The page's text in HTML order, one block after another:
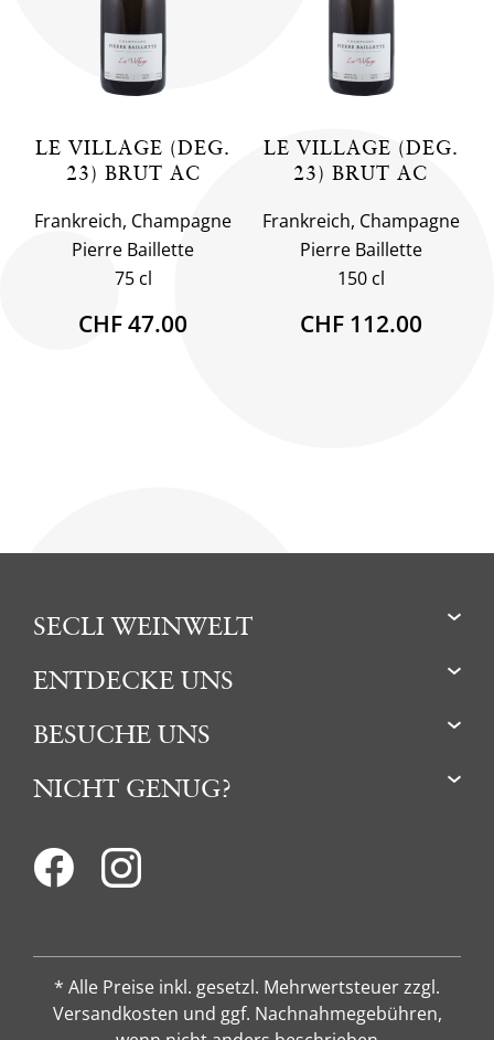
LE VILLAGE (DEG.
23) BRUT AC
Frankreich, Champagne
Pierre Baillette
75 cl
CHF 47.00
LE VILLAGE (DEG.
23) BRUT AC
Frankreich, Champagne
Pierre Baillette
150 cl
CHF 112.00
SECLI WEINWELT
ENTDECKE UNS
BESUCHE UNS
NICHT GENUG?
* Alle Preise inkl. gesetzl. Mehrwertsteuer zzgl.
Versandkosten und ggf. Nachnahmegebühren,